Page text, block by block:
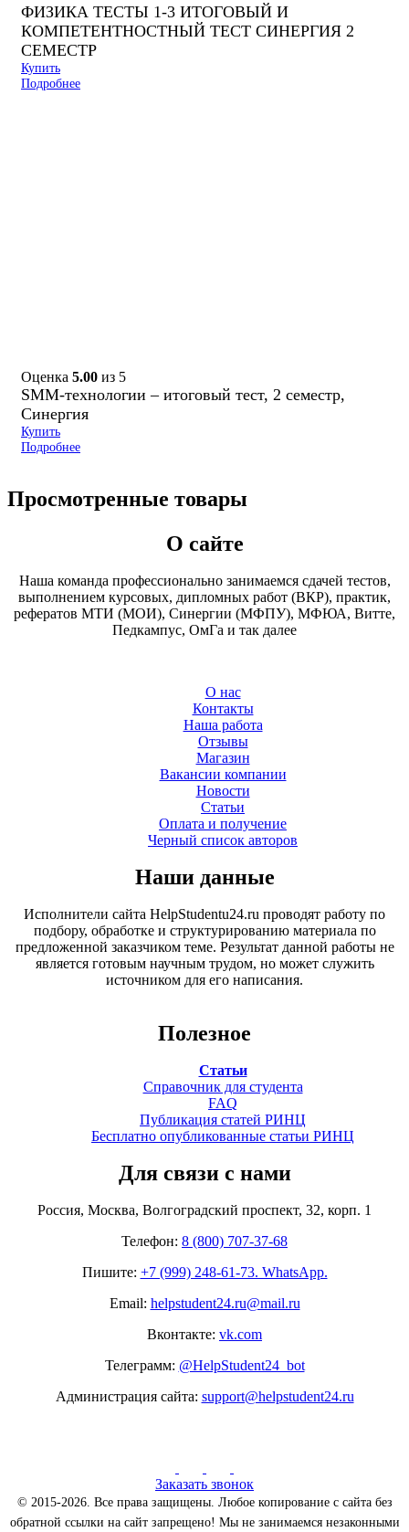
ФИЗИКА ТЕСТЫ 1-3 ИТОГОВЫЙ И
КОМПЕТЕНТНОСТНЫЙ ТЕСТ СИНЕРГИЯ 2
СЕМЕСТР
Купить
Подробнее
Оценка 5.00 из 5
SMM-технологии – итоговый тест, 2 семестр,
Синергия
Купить
Подробнее
Просмотренные товары
О сайте
Наша команда профессионально занимаемся сдачей тестов,
выполнением курсовых, дипломных работ (ВКР), практик,
рефератов МТИ (МОИ), Синергии (МФПУ), МФЮА, Витте,
Педкампус, ОмГа и так далее
О нас
Контакты
Наша работа
Отзывы
Магазин
Вакансии компании
Новости
Статьи
Оплата и получение
Черный список авторов
Наши данные
Исполнители сайта HelpStudentu24.ru проводят работу по
подбору, обработке и структурированию материала по
предложенной заказчиком теме. Результат данной работы не
является готовым научным трудом, но может служить
источником для его написания.
Полезное
Статьи
Справочник для студента
FAQ
Публикация статей РИНЦ
Бесплатно опубликованные статьи РИНЦ
Для связи с нами
Россия, Москва, Волгоградский проспект, 32, корп. 1
Телефон: 8 (800) 707-37-68
Пишите: +7 (999) 248-61-73. WhatsApp.
Email: helpstudent24.ru@mail.ru
Вконтакте: vk.com
Телеграмм: @HelpStudent24_bot
Администрация сайта: support@helpstudent24.ru
Заказать звонок
© 2015-2026. Все права защищены. Любое копирование с сайта без
обратной ссылки на сайт запрещено! Мы не занимаемся незаконными